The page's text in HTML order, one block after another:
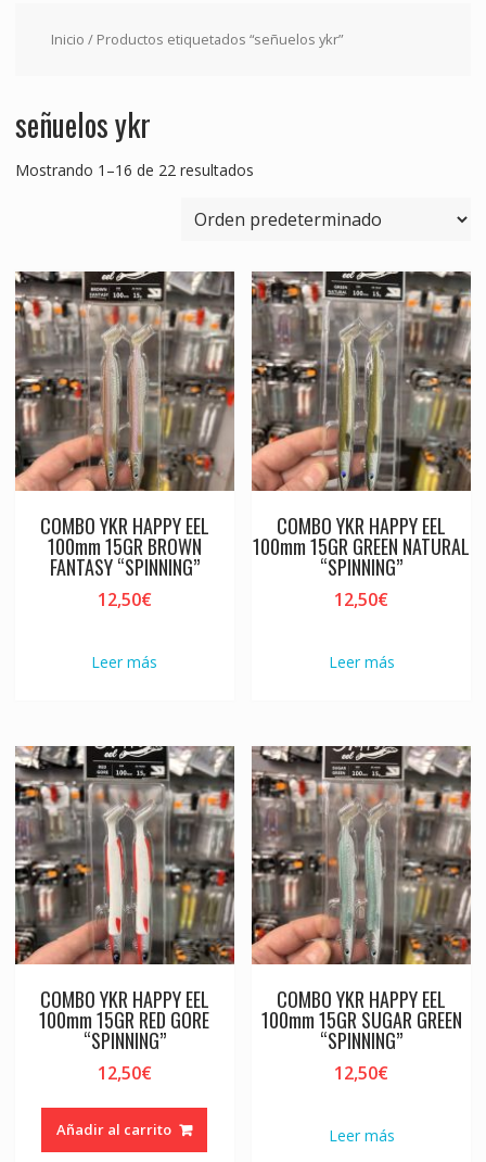
Inicio / Productos etiquetados “señuelos ykr”
señuelos ykr
Mostrando 1–16 de 22 resultados
COMBO YKR HAPPY EEL
100mm 15GR BROWN
FANTASY “SPINNING”
12,50€
Leer más
COMBO YKR HAPPY EEL
100mm 15GR GREEN NATURAL
“SPINNING”
12,50€
Leer más
COMBO YKR HAPPY EEL
100mm 15GR RED GORE
“SPINNING”
12,50€
Añadir al carrito
COMBO YKR HAPPY EEL
100mm 15GR SUGAR GREEN
“SPINNING”
12,50€
Leer más